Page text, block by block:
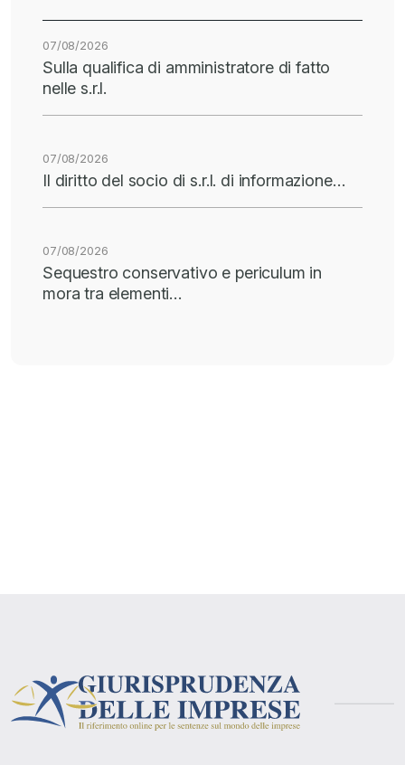
07/08/2026
Sulla qualifica di amministratore di fatto
nelle s.r.l.
07/08/2026
Il diritto del socio di s.r.l. di informazione…
07/08/2026
Sequestro conservativo e periculum in
mora tra elementi…